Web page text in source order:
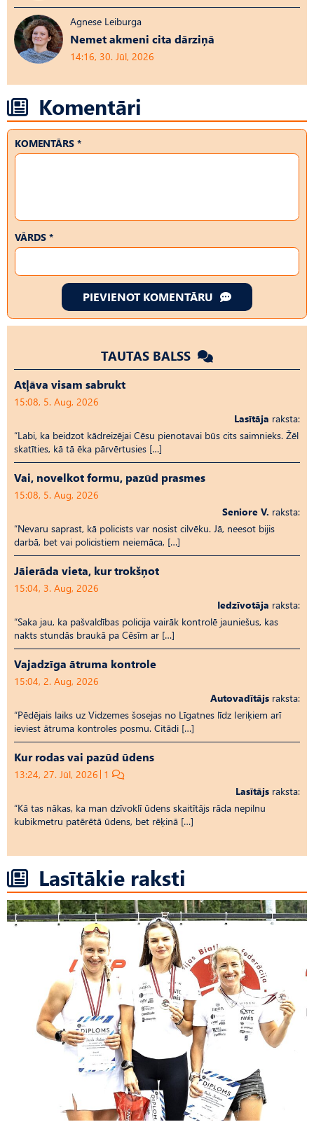
Agnese Leiburga
Nemet akmeni cita dārziņā
14:16, 30. Jūl, 2026
Komentāri
KOMENTĀRS *
VĀRDS *
PIEVIENOT KOMENTĀRU
TAUTAS BALSS
Atļāva visam sabrukt
15:08, 5. Aug, 2026
Lasītāja raksta:
“Labi, ka beidzot kādreizējai Cēsu pienotavai būs cits saimnieks. Žēl
skatīties, kā tā ēka pārvērtusies […]
Vai, novelkot formu, pazūd prasmes
15:08, 5. Aug, 2026
Seniore V. raksta:
“Nevaru saprast, kā policists var nosist cilvēku. Jā, neesot bijis
darbā, bet vai policistiem neiemāca, […]
Jāierāda vieta, kur trokšņot
15:04, 3. Aug, 2026
Iedzīvotāja raksta:
“Saka jau, ka pašvaldības policija vairāk kontrolē jauniešus, kas
nakts stundās braukā pa Cēsīm ar […]
Vajadzīga ātruma kontrole
15:04, 2. Aug, 2026
Autovadītājs raksta:
“Pēdējais laiks uz Vid­ze­mes šosejas no Līgatnes līdz Ieriķiem arī
ieviest ātruma kontroles posmu. Citādi […]
Kur rodas vai pazūd ūdens
13:24, 27. Jūl, 2026 1
Lasītājs raksta:
“Kā tas nākas, ka man dzīvoklī ūdens skaitītājs rāda nepilnu
kubikmetru patērētā ūdens, bet rēķinā […]
Lasītākie raksti